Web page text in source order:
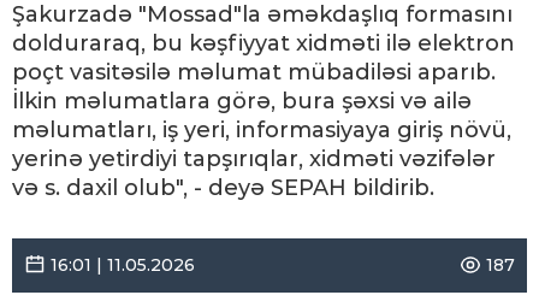
Şakurzadə "Mossad"la əməkdaşlıq formasını
dolduraraq, bu kəşfiyyat xidməti ilə elektron
poçt vasitəsilə məlumat mübadiləsi aparıb.
İlkin məlumatlara görə, bura şəxsi və ailə
məlumatları, iş yeri, informasiyaya giriş növü,
yerinə yetirdiyi tapşırıqlar, xidməti vəzifələr
və s. daxil olub", - deyə SEPAH bildirib.
16:01 | 11.05.2026 187